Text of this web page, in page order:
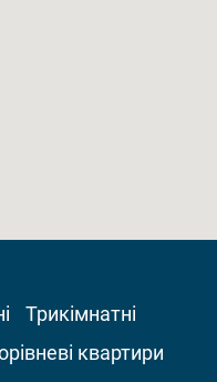
Трикімнатні
квартири